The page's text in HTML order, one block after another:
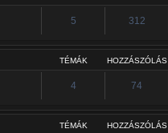
5 312
TÉMÁK HOZZÁSZÓLÁS
4 74
TÉMÁK HOZZÁSZÓLÁS